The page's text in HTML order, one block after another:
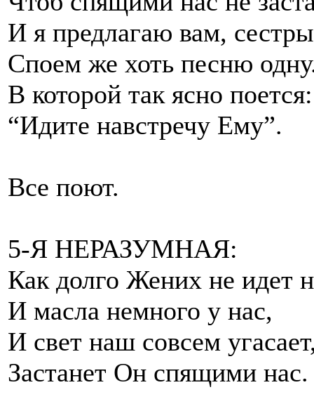
И я предлагаю вам,
Споем же хоть песню
В которой так ясно поется:
“Идите навстречу Ему”.
Все поют.
5-Я НЕРАЗУМНАЯ:
Как долго Жених не идет
И масла немного у нас,
И свет наш совсем
Застанет Он спящими нас.